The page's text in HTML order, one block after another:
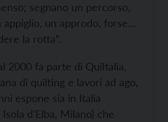
segnano un percorso,
appiglio, un approdo, forse…
la rotta”.
2000 fa parte di QuiItalia,
di quilting e lavori ad ago,
espone sia in Italia
d’Elba, Milano) che